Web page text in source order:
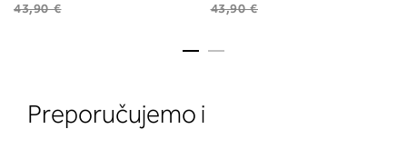
43,90 €
43,90 €
Preporučujemo i